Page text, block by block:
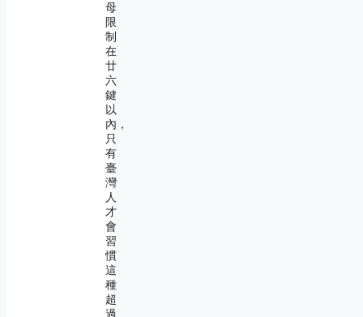
母
限
制
在
廿
六
鍵
以
內，
只
有
臺
灣
人
才
會
習
慣
這
種
超
過